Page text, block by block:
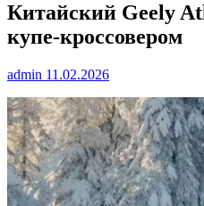
Китайский Geely
купе-кроссовером
admin 11.02.2026